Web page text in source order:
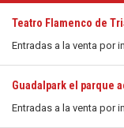
Teatro Flamenco de
Entradas a la venta por
Guadalpark el parque
Entradas a la venta por